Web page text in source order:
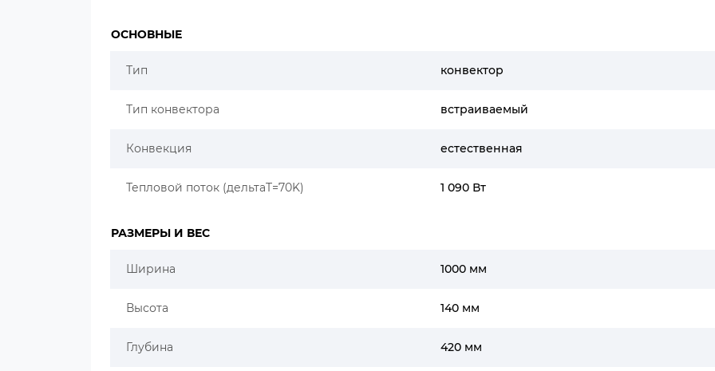
ОСНОВНЫЕ
Тип конвектор
Тип конвектора встраиваемый
Конвекция естественная
Тепловой поток (дельтаT=70K) 1 090 Вт
РАЗМЕРЫ И ВЕС
Ширина 1000 мм
Высота 140 мм
Глубина 420 мм